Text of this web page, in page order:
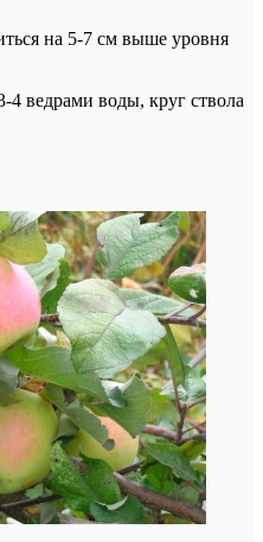
на 5-7 см выше уровня
4 ведрами воды, круг ствола